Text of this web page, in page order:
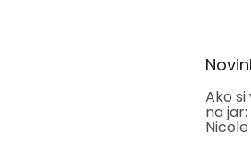
Ako
na
Nicole